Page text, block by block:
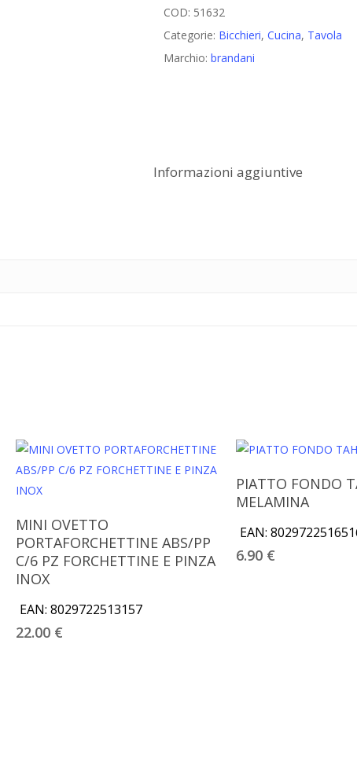
COD: 51632
Categorie: Bicchieri, Cucina, Tavola
Marchio: brandani
Informazioni aggiuntive
Aggiungi Al Carrello
MINI OVETTO
PORTAFORCHETTINE ABS/PP
C/6 PZ FORCHETTINE E PINZA
INOX
EAN: 8029722513157
22.00 €
Aggiungi Al
PIATTO FONDO
MELAMINA
EAN:
6.90 €